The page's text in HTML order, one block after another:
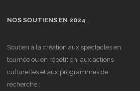
NOS SOUTIENS EN 2024
Soutien à la création aux spectacles en
tournée ou en répétition, aux actions
culturelles et aux programmes de
recherche :